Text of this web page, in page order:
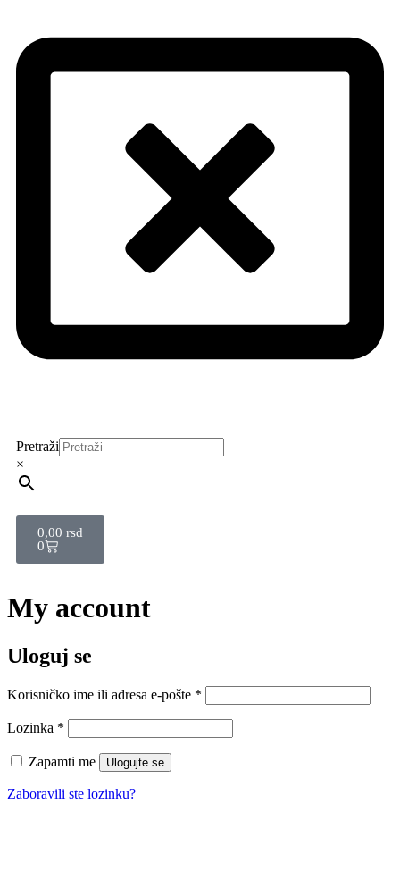
Pretraži
×
0,00 rsd
0
My account
Uloguj se
Korisničko ime ili adresa e-pošte *
Lozinka *
Zapamti me Ulogujte se
Zaboravili ste lozinku?